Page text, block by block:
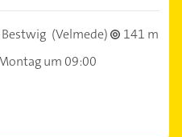
(Velmede)
141 m
um 09:00